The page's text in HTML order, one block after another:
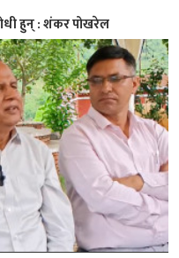
हुन् : शंकर पोखरेल